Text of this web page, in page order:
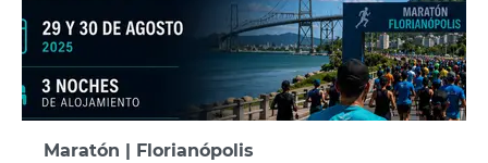
Maratón | Florianópolis